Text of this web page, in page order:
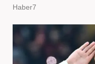
Haber7